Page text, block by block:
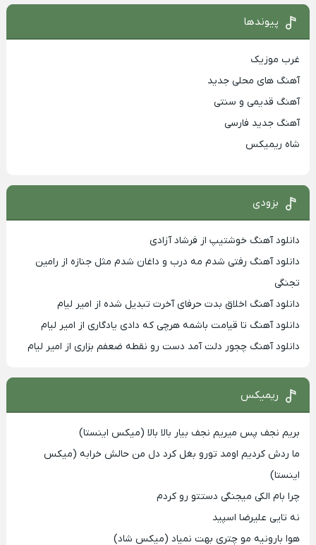
پیوندها
غرب موزیک
آهنگ های محلی جدید
آهنگ قدیمی و سنتی
آهنگ جدید فارسی
شاه ریمیکس
بزودی
دانلود آهنگ خوشتیپ از فرشاد آزادی
دانلود آهنگ رفتی شدم مه درب و داغان شدم مثل جنازه از رامین
تجنگی
دانلود آهنگ اخلاق بدت حرفای آخرت تبدیل شده از امیر لیام
دانلود آهنگ تا قیامت باشمه هرچی که دادی یادگاری از امیر لیام
دانلود آهنگ چجور دلت آمد دست رو نقطه ضعفم بزاری از امیر لیام
ریمیکس
بریم نجف پس میریم نجف بیار بالا بالا (میکس اینستا)
ما ردش کردیم اومد تورو بغل کرد دل من حالش خرابه (میکس
اینستا)
چرا بام الکی میجنگی دستتو رو کردم
نه تایی علیرضا اسپید
هوا بارونیه مو چتری بهت نمیاد (میکس شاد)